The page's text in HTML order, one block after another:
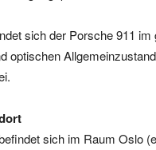
sich der Porsche 911 im
optischen
sich im Raum Oslo